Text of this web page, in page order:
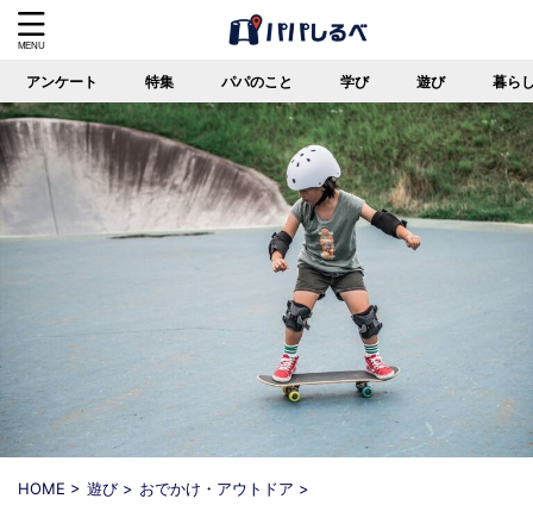
アンケート 特集 パパのこと 学び 遊び 暮ら
HOME > 遊び > おでかけ・アウトドア >